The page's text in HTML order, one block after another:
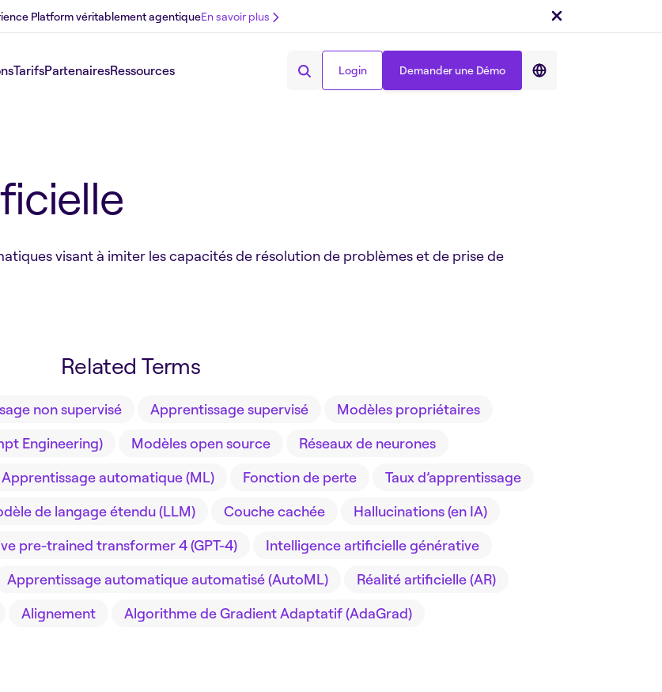
Platform véritablement agentiqueEn savoir plus
TarifsPartenairesRessources Login Demander une Démo
Partager sur :
visant à imiter les capacités de résolution de problèmes et de prise de
Related Terms
non supervisé Apprentissage supervisé
Modèles propriétaires
Engineering)
Modèles open source
Réseaux de neurones
Apprentissage automatique (ML) Fonction de perte
Taux d’apprentissage
de langage étendu (LLM) Couche cachée
Hallucinations (en IA)
pre-trained transformer 4 (GPT-4)
Intelligence artificielle générative
Apprentissage automatique automatisé (AutoML)
Réalité artificielle (AR)
Alignement Algorithme de Gradient Adaptatif (AdaGrad)